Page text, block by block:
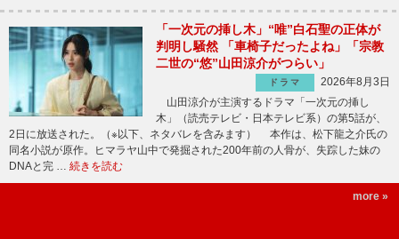
「一次元の挿し木」“唯”白石聖の正体が
判明し騒然 「車椅子だったよね」「宗教
二世の“悠”山田涼介がつらい」
ドラマ
2026年8月3日
山田涼介が主演するドラマ「一次元の挿し
木」（読売テレビ・日本テレビ系）の第5話が、
2日に放送された。（※以下、ネタバレを含みます） 本作は、松下龍之介氏の
同名小説が原作。ヒマラヤ山中で発掘された200年前の人骨が、失踪した妹の
DNAと完 … 続きを読む
more »